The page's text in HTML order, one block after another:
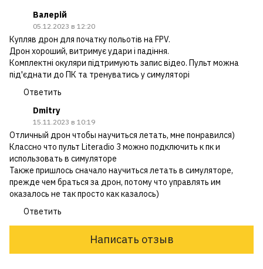
Валерій
05.12.2023 в 12:20
Купляв дрон для початку польотів на FPV.
Дрон хороший, витримує удари і падіння.
Комплектні окуляри підтримують запис відео. Пульт можна
під'єднати до ПК та тренуватись у симуляторі
Ответить
Dmitry
15.11.2023 в 10:19
Отличный дрон чтобы научиться летать, мне понравился)
Классно что пульт Literadio 3 можно подключить к пк и
использовать в симуляторе
Также пришлось сначало научиться летать в симуляторе,
прежде чем браться за дрон, потому что управлять им
оказалось не так просто как казалось)
Ответить
Написать отзыв